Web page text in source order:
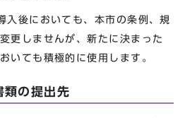
入後においても、本市の条例、規
更しませんが、新たに決まった
いても積極的に使用します。
の提出先